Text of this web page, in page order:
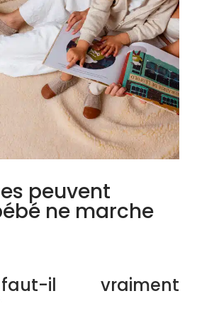
peuvent
ne marche
il vraiment